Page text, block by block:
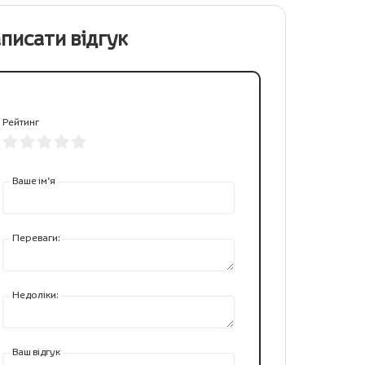
відгук
Рейтинг
Ваше ім’я
Переваги:
Недоліки:
Ваш відгук